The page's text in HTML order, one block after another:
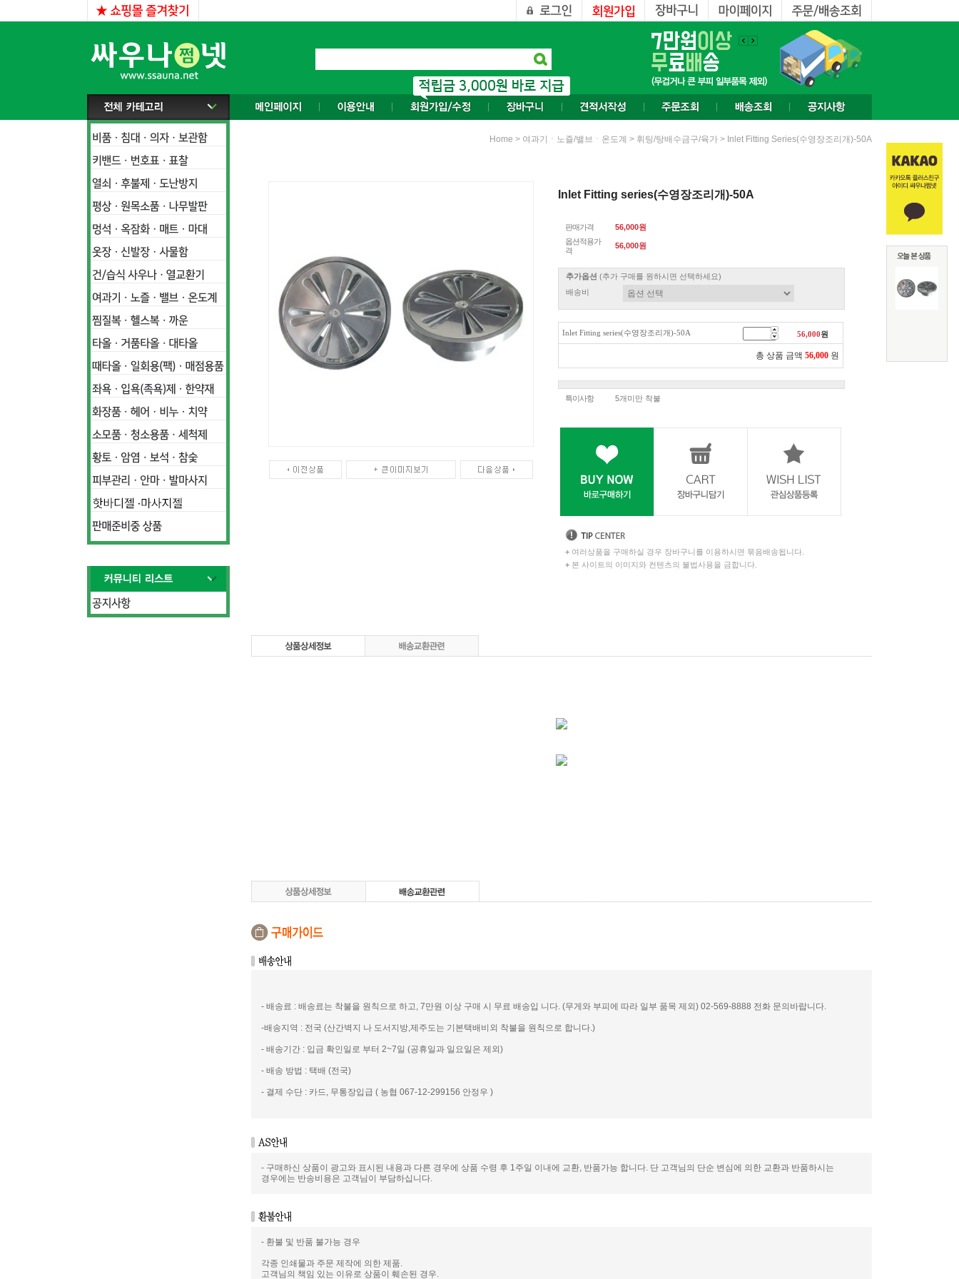
Home > 여과기ㆍ노즐/밸브ㆍ온도계 > 휘팅/탕배수금구/육가 > Inlet Fitting Series(수영장조리개)-50A
Inlet Fitting series(수영장조리개)-50A
판매가격
56,000원
옵션적용가
격
56,000원
추가옵션 (추가 구매를 원하시면 선택하세요)
배송비
Inlet Fitting series(수영장조리개)-50A 56,000원
총 상품 금액 56,000 원
특이사항 5개미만 착불
+ 여러상품을 구매하실 경우 장바구니를 이용하시면 묶음배송됩니다.
+ 본 사이트의 이미지와 컨텐츠의 불법사용을 금합니다.
- 배송료 : 배송료는 착불을 원칙으로 하고, 7만원 이상 구매 시 무료 배송입 니다. (무게와 부피에 따라 일부 품목 제외) 02-569-8888 전화 문의바랍니다.
-배송지역 : 전국 (산간벽지 나 도서지방,제주도는 기본택배비외 착불을 원칙으로 합니다.)
- 배송기간 : 입금 확인일로 부터 2~7일 (공휴일과 일요일은 제외)
- 배송 방법 : 택배 (전국)
- 결제 수단 : 카드, 무통장입급 ( 농협 067-12-299156 안정우 )
- 구매하신 상품이 광고와 표시된 내용과 다른 경우에 상품 수령 후 1주일 이내에 교환, 반품가능 합니다. 단 고객님의 단순 변심에 의한 교환과 반품하시는
경우에는 반송비용은 고객님이 부담하십니다.
- 환불 및 반품 불가능 경우
각종 인쇄물과 주문 제작에 의한 제품.
고객님의 책임 있는 이유로 상품이 훼손된 경우.